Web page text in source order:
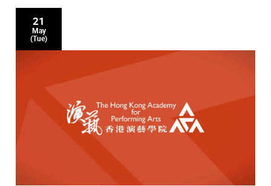
21
May
(Tue)